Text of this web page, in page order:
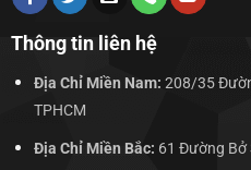
Thông tin liên hệ
Địa Chỉ Miền Nam: 208/35
TPHCM
Địa Chỉ Miền Bắc: 61 Đường Bở